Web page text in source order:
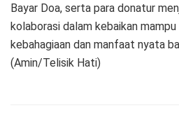
Bayar Doa, serta para donatur
kolaborasi dalam kebaikan
kebahagiaan dan manfaat nyata
(Amin/Telisik Hati)